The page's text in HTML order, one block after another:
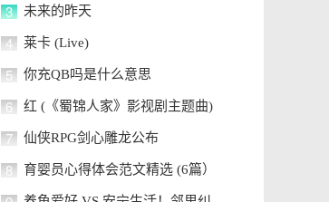
3 未来的昨天
4 莱卡 (Live)
5 你充QB吗是什么意思
6 红 (《蜀锦人家》影视剧主题曲)
7 仙侠RPG剑心雕龙公布
8 育婴员心得体会范文精选 (6篇）